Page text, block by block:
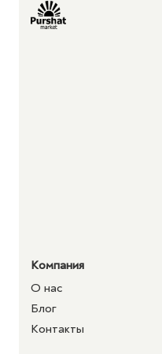
Компания
О нас
Блог
Контакты